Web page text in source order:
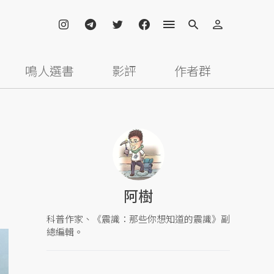
鳴人選書 影評 作者群
阿樹
科普作家、《震識：那些你想知道的震識》副
總編輯。